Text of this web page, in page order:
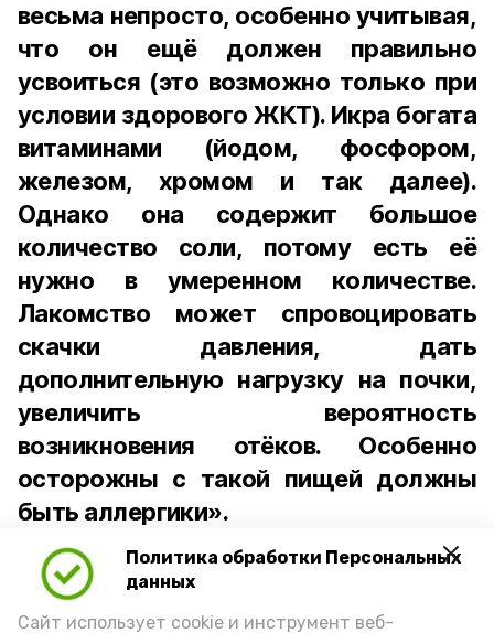
Политика обработки Персональных
данных
Сайт использует cookie и инструмент веб-
весьма непросто, особенно учитывая,
что он ещё должен правильно
усвоиться (это возможно только при
условии здорового ЖКТ). Икра богата
витаминами (йодом, фосфором,
железом, хромом и так далее).
Однако она содержит большое
количество соли, потому есть её
нужно в умеренном количестве.
Лакомство может спровоцировать
скачки давления, дать
дополнительную нагрузку на почки,
увеличить вероятность
возникновения отёков. Особенно
осторожны с такой пищей должны
быть аллергики».
Для взрослого человека безопасной
порцией икры считается 30-50 граммов
(2-3 ложки). При этом следует обратить